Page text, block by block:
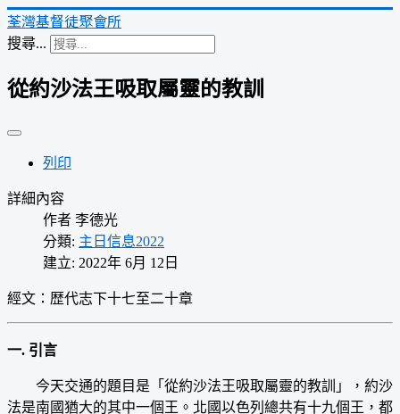
荃灣基督徒聚會所
搜尋...
從約沙法王吸取屬靈的教訓
列印
詳細內容
作者 李德光
分類: 主日信息2022
建立: 2022年 6月 12日
經文：歴代志下十七至二十章
一. 引言
今天交通的題目是「從約沙法王吸取屬靈的教訓」，約沙
法是南國猶大的其中一個王。北國以色列總共有十九個王，都